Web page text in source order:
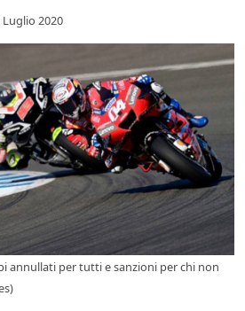
Luglio 2020
annullati per tutti e sanzioni per chi non